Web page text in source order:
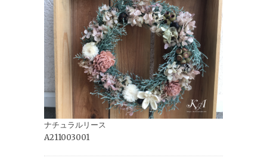
ナチュラルリース
A211003001